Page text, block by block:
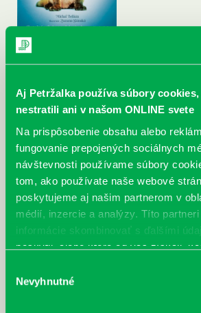
Aj Petržalka používa súbory cookies,
nestratili ani v našom ONLINE svete
Na prispôsobenie obsahu alebo
fungovanie prepojených sociálnych
návštevnosti používame súbory
tom, ako používate naše webové
poskytujeme aj našim partnerom v
médií, inzercie a analýzy. Títo
informácie skombinovať s ďalšími
poskytli, alebo ktoré od vás získali,
súhlasu
Nevyhnutné